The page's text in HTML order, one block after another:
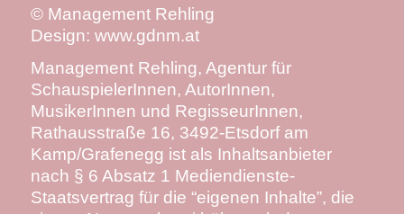
© Management Rehling
Design: www.gdnm.at
Management Rehling, Agentur für
SchauspielerInnen, AutorInnen,
MusikerInnen und RegisseurInnen,
Rathausstraße 16, 3492-Etsdorf am
Kamp/Grafenegg ist als Inhaltsanbieter
nach § 6 Absatz 1 Mediendienste-
Staatsvertrag für die “eigenen Inhalte”, die